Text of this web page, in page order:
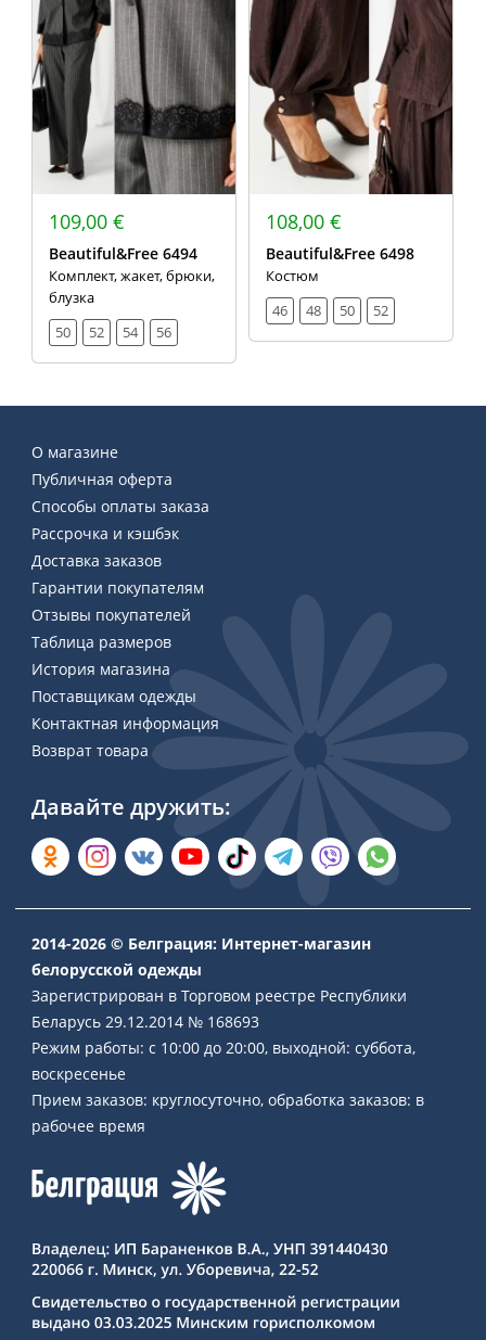
109,00 €
Beautiful&Free 6494
Комплект, жакет, брюки,
блузка
50
52 54 56
108,00 €
Beautiful&Free 6498
Костюм
46
48 50 52
О магазине
Публичная оферта
Способы оплаты заказа
Рассрочка и кэшбэк
Доставка заказов
Гарантии покупателям
Отзывы покупателей
Таблица размеров
История магазина
Поставщикам одежды
Контактная информация
Возврат товара
Давайте дружить:
2014-2026 © Белграция: Интернет-магазин
белорусской одежды
Зарегистрирован в Торговом реестре Республики
Беларусь 29.12.2014 № 168693
Режим работы: с 10:00 до 20:00, выходной: суббота,
воскресенье
Прием заказов: круглосуточно, обработка заказов: в
рабочее время